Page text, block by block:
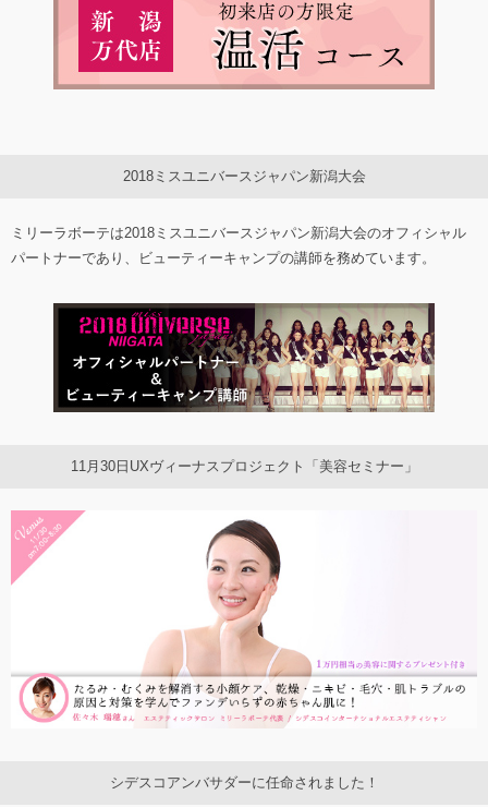
2018ミスユニバースジャパン新潟大会
ミリーラボーテは2018ミスユニバースジャパン新潟大会のオフィシャル
パートナーであり、ビューティーキャンプの講師を務めています。
11月30日UXヴィーナスプロジェクト「美容セミナー」
シデスコアンバサダーに任命されました！